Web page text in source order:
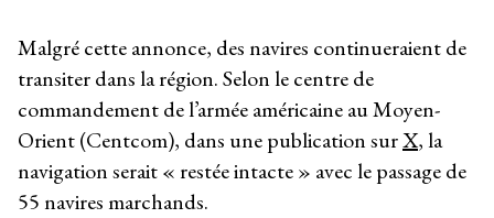
Malgré cette annonce, des navires continueraient de
transiter dans la région. Selon le centre de
commandement de l’armée américaine au Moyen-
Orient (Centcom), dans une publication surX, la
navigation serait « restée intacte » avec le passage de
55 navires marchands.